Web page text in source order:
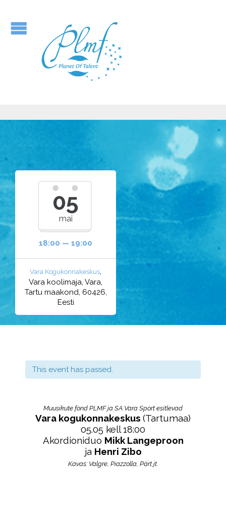
05
mai
18:00 — 19:00
Vara Kogukonnakeskus,
Vara koolimaja, Vara,
Tartu maakond, 60426,
Eesti
This event has passed.
Muusikute fond PLMF ja SA Vara Sport esitlevad
Vara kogukonnakeskus (Tartumaa)
05.05 kell 18:00
Akordioniduo Mikk Langeproon
ja Henri Zibo
Kavas: Valgre, Piazzolla, Pärt jt.